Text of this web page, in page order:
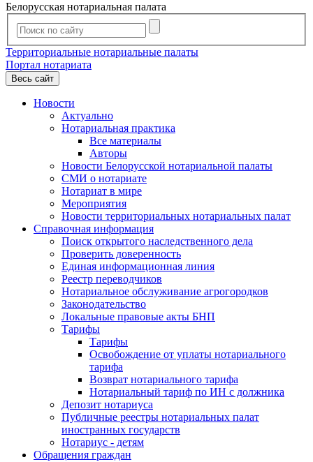
Белорусская нотариальная палата
Территориальные нотариальные палаты
Портал нотариата
Весь сайт
Новости
Актуально
Нотариальная практика
Все материалы
Авторы
Новости Белорусской нотариальной палаты
СМИ о нотариате
Нотариат в мире
Мероприятия
Новости территориальных нотариальных палат
Справочная информация
Поиск открытого наследственного дела
Проверить доверенность
Единая информационная линия
Реестр переводчиков
Нотариальное обслуживание агрогородков
Законодательство
Локальные правовые акты БНП
Тарифы
Тарифы
Освобождение от уплаты нотариального
тарифа
Возврат нотариального тарифа
Нотариальный тариф по ИН с должника
Депозит нотариуса
Публичные реестры нотариальных палат
иностранных государств
Нотариус - детям
Обращения граждан